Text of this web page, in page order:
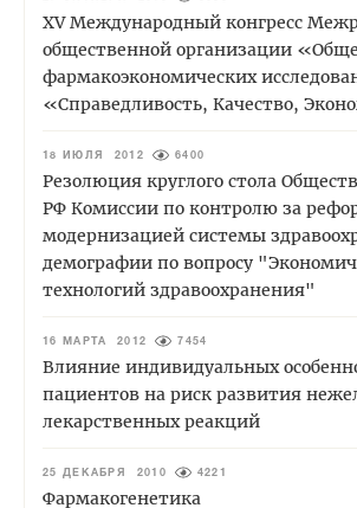
XV Международный конгресс
общественной организации
фармакоэкономических
«Справедливость, Качество,
18 ИЮЛЯ 2012 6400
Резолюция круглого стола
РФ Комиссии по контролю за
модернизацией системы
демографии по вопросу
технологий здравоохранения"
16 МАРТА 2012 7454
Влияние индивидуальных
пациентов на риск развития
лекарственных реакций
25 ДЕКАБРЯ 2010 4221
Фармакогенетика